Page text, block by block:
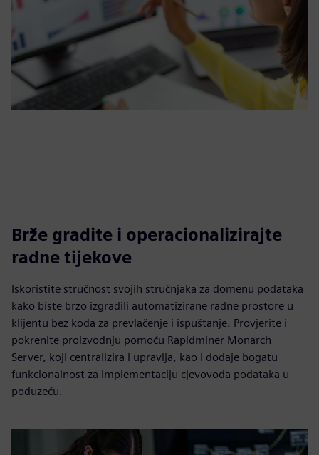
Brže gradite i operacionalizirajte
radne tijekove
Iskoristite stručnost svojih stručnjaka za domenu podataka
kako biste brzo izgradili automatizirane radne prostore u
klijentu bez koda za prevlačenje i ispuštanje. Provjerite i
pokrenite proizvodnju pomoću Rapidminer Monarch
Server, koji centralizira i upravlja, kao i dodaje bogatu
funkcionalnost za implementaciju cjevovoda podataka u
poduzeću.